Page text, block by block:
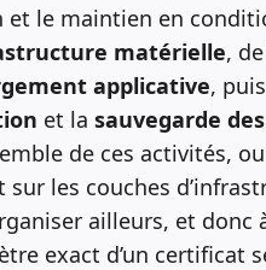
et le maintien en
matérielle, de
applicative, puis
et la sauvegarde
de ces activités,
les couches
ailleurs, et
exact d’un certificat